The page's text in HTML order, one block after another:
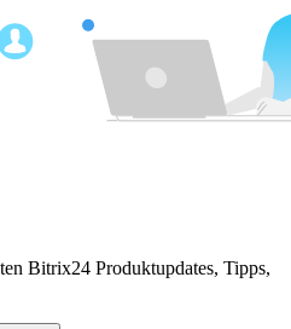
Bitrix24 Produktupdates, Tipps,